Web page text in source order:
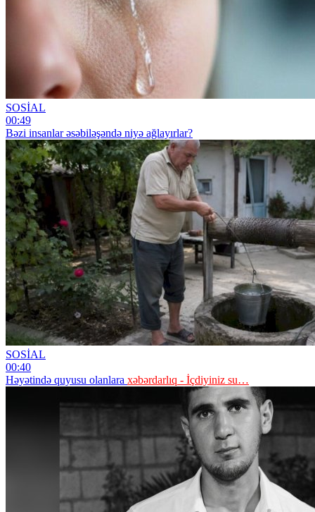
SOSİAL
00:49
Bəzi insanlar əsəbiləşəndə niyə ağlayırlar?
SOSİAL
00:40
Həyətində quyusu olanlara xəbərdarlıq - İçdiyiniz su…